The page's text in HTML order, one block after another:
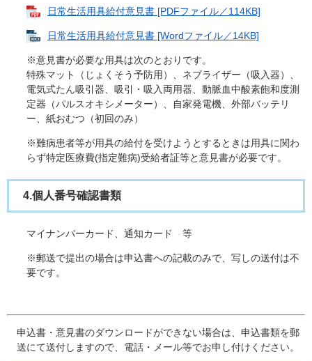
日常生活用具給付意見書 [PDFファイル／114KB]
日常生活用具給付意見書 [Wordファイル／14KB]
※意見書が必要な用具は次のとおりです。
特殊マット（じょくそう予防用）、ネブライザー（吸入器）、
電気式たん吸引器、吸引・吸入両用器、動脈血中酸素飽和度測
定器（パルスオキシメーター）、自家発電機、外部バッテリ
ー、紙おむつ（初回のみ）
※難病患者等が用具の給付を受けようとするときは用具に関わ
らず特定医療費(指定難病)受給者証等と意見書が必要です。
4.個人番号確認書類
マイナンバーカード、通知カード 等
※郵送で提出の場合は申込書への記載のみで、写しの送付は不
要です。
申込書・意見書のダウンロードができない場合は、申込書類を郵
送にて送付しますので、電話・メール等でお申し付けください。